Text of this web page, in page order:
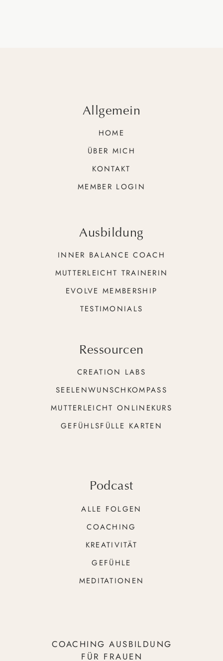
HOME
ÜBER MICH
KONTAKT
MEMBER LOGIN
Allgemein
Ressourcen
CREATION LABS
SEELENWUNSCHKOMPASS
MUTTERLEICHT ONLINEKURS
GEFÜHLSFÜLLE KARTEN
Ausbildung
INNER BALANCE COACH
MUTTERLEICHT TRAINERIN
EVOLVE MEMBERSHIP
TESTIMONIALS
Podcast
ALLE FOLGEN
COACHING
KREATIVITÄT
GEFÜHLE
MEDITATIONEN
COACHING AUSBILDUNG
FÜR FRAUEN